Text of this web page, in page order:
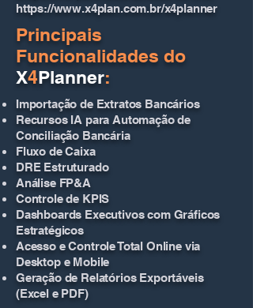
https://www.x4plan.com.br/x4planner
Principais
Funcionalidades do
X4Planner:
Importação de Extratos Bancários
Recursos IA para Automação de
Conciliação Bancária
Fluxo de Caixa
DRE Estruturado
Análise FP&A
Controle de KPIS
Dashboards Executivos com Gráficos
Estratégicos
Acesso e Controle Total Online via
Desktop e Mobile
Geração de Relatórios Exportáveis
(Excel e PDF)